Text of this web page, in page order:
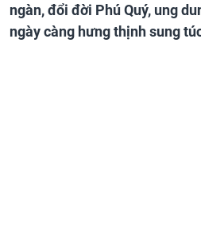
ngàn, đổi đời Phú Quý, ung
ngày càng hưng thịnh sung